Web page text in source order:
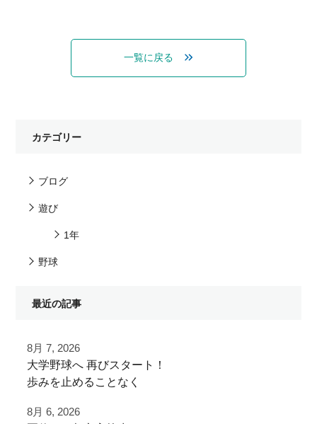
一覧に戻る
カテゴリー
ブログ
遊び
1年
野球
最近の記事
8月 7, 2026
⁡大学野球へ⁡ 再びスタート！⁡
⁡⁡歩みを止めることなく⁡
8月 6, 2026